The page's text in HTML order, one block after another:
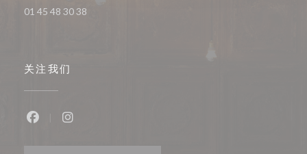
01 45 48 30 38
关注我们